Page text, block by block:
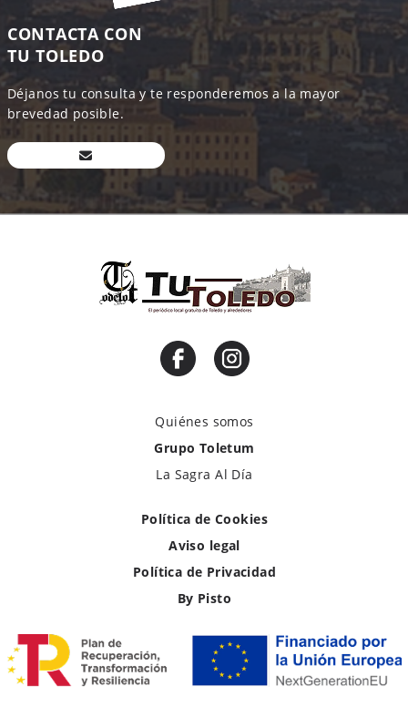
CONTACTA CON
TU TOLEDO
Déjanos tu consulta y te responderemos a la mayor
brevedad posible.
Quiénes somos
Grupo Toletum
La Sagra Al Día
Política de Cookies
Aviso legal
Política de Privacidad
By Pisto